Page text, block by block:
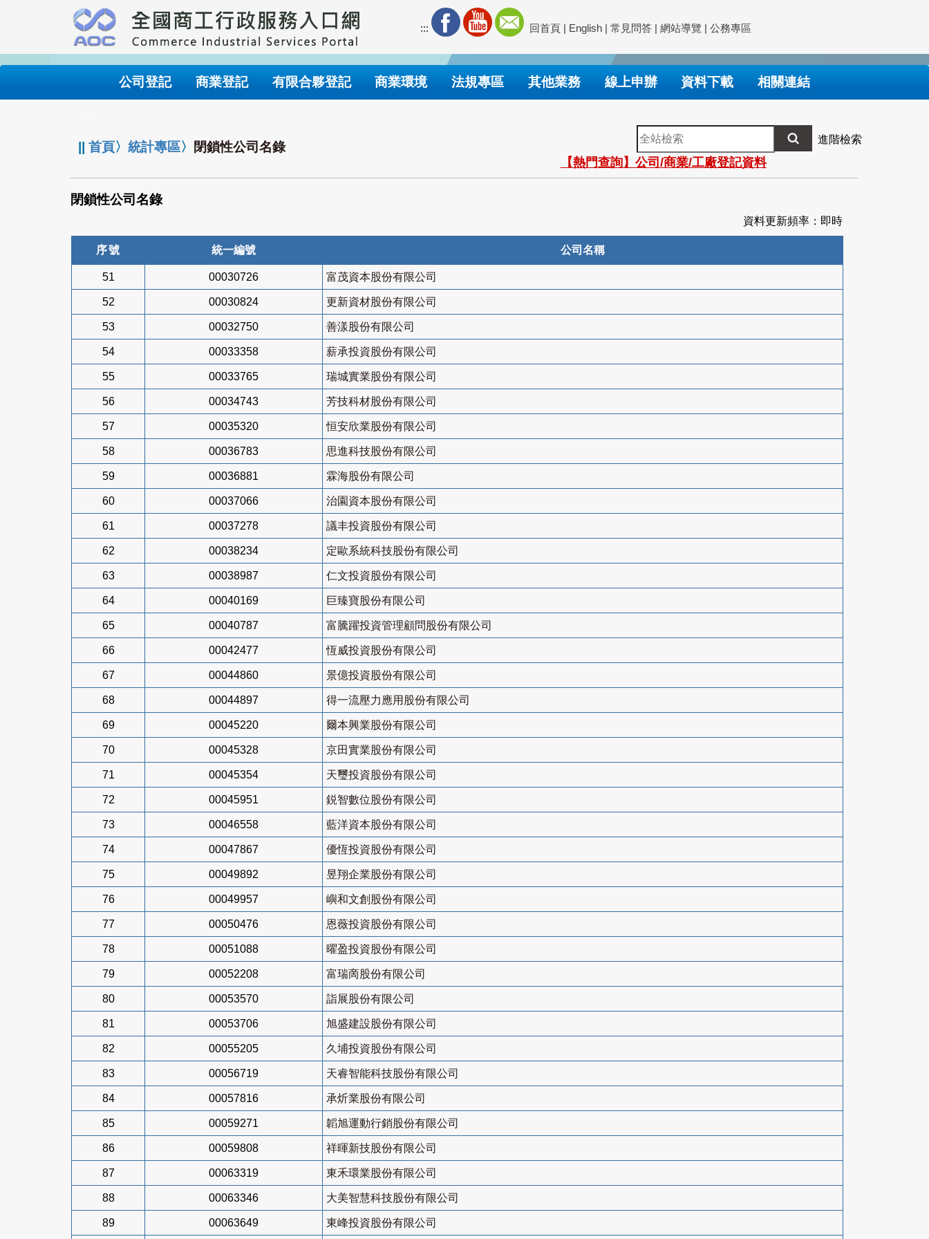
要
內
::: 回首頁 | English | 常見問答 | 網站導覽 | 公務專區
公司登記 商業登記 有限合夥登記 商業環境 法規專區 其他業務 線上申辦 資料下載 相關連結
||首頁〉統計專區〉 閉鎖性公司名錄
全
站
檢
索
進階檢索
【熱門查詢】公司/商業/工廠登記資料
閉鎖性公司名錄
資料更新頻率：即時
序號 統一編號 公司名稱
51 00030726 富茂資本股份有限公司
52 00030824 更新資材股份有限公司
53 00032750 善漾股份有限公司
54 00033358 薪承投資股份有限公司
55 00033765 瑞城實業股份有限公司
56 00034743 芳技科材股份有限公司
57 00035320 恒安欣業股份有限公司
58 00036783 思進科技股份有限公司
59 00036881 霖海股份有限公司
60 00037066 治園資本股份有限公司
61 00037278 議丰投資股份有限公司
62 00038234 定歐系統科技股份有限公司
63 00038987 仁文投資股份有限公司
64 00040169 巨臻寶股份有限公司
65 00040787 富騰躍投資管理顧問股份有限公司
66 00042477 恆威投資股份有限公司
67 00044860 景億投資股份有限公司
68 00044897 得一流壓力應用股份有限公司
69 00045220 爾本興業股份有限公司
70 00045328 京田實業股份有限公司
71 00045354 天璽投資股份有限公司
72 00045951 鋭智數位股份有限公司
73 00046558 藍洋資本股份有限公司
74 00047867 優恆投資股份有限公司
75 00049892 昱翔企業股份有限公司
76 00049957 嶼和文創股份有限公司
77 00050476 恩薇投資股份有限公司
78 00051088 曜盈投資股份有限公司
79 00052208 富瑞啇股份有限公司
80 00053570 詣展股份有限公司
81 00053706 旭盛建設股份有限公司
82 00055205 久埔投資股份有限公司
83 00056719 天睿智能科技股份有限公司
84 00057816 承炘業股份有限公司
85 00059271 韜旭運動行銷股份有限公司
86 00059808 祥暉新技股份有限公司
87 00063319 東禾環業股份有限公司
88 00063346 大美智慧科技股份有限公司
89 00063649 東峰投資股份有限公司